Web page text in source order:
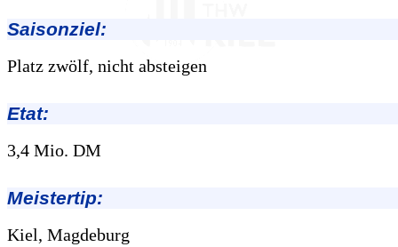
Saisonziel:
Platz zwölf, nicht absteigen
Etat:
3,4 Mio. DM
Meistertip:
Kiel, Magdeburg